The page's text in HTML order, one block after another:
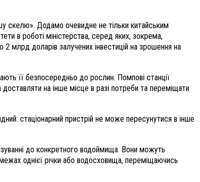
скелю». Додамо очевидне не тільки китайським
в роботі міністерства, серед яких, зокрема,
млрд доларів залучених інвестицій на зрошення на
її безпосередньо до рослин. Помпові станції
на інше місце в разі потреби та переміщати
стаціонарний пристрій не може пересунутися в інше
до конкретного водоймища. Вони можуть
однієї річки або водосховища, переміщаючись